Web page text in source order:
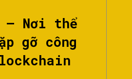
Nơi thể
gỡ công